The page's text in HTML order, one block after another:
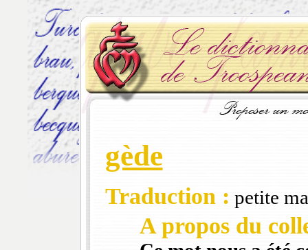
gède
Traduction : petite
A propos du